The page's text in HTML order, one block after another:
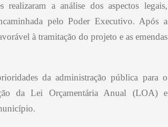
realizaram a análise dos aspectos legais,
pelo Poder Executivo. Após a
à tramitação do projeto e as emendas
da administração pública para o
da Lei Orçamentária Anual (LOA) e